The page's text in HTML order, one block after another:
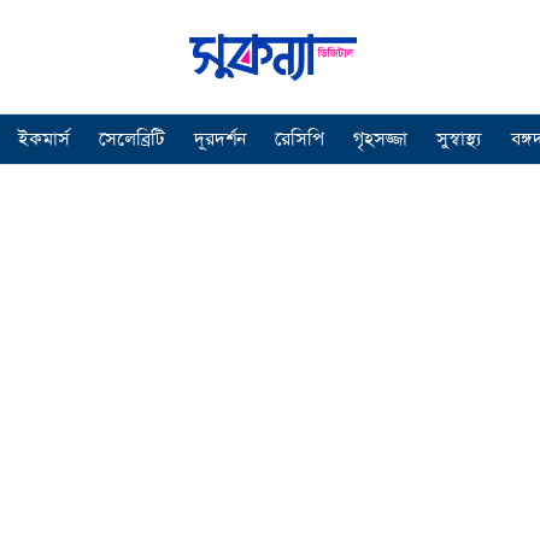
ইকমার্স সেলেব্রিটি দূরদর্শন রেসিপি গৃহসজ্জা সুস্বাস্থ্য